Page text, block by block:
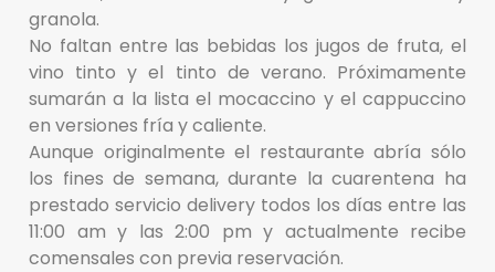
granola.
No faltan entre las bebidas los jugos de fruta, el
vino tinto y el tinto de verano. Próximamente
sumarán a la lista el mocaccino y el cappuccino
en versiones fría y caliente.
Aunque originalmente el restaurante abría sólo
los fines de semana, durante la cuarentena ha
prestado servicio delivery todos los días entre las
11:00 am y las 2:00 pm y actualmente recibe
comensales con previa reservación.